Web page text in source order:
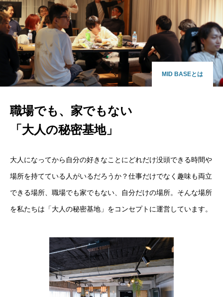
MID BASEとは
職場でも、家でもない
「大人の秘密基地」
大人になってから自分の好きなことにどれだけ没頭できる時間や
場所を持てている人がいるだろうか？仕事だけでなく趣味も両立
できる場所、職場でも家でもない、自分だけの場所。そんな場所
を私たちは「大人の秘密基地」をコンセプトに運営しています。